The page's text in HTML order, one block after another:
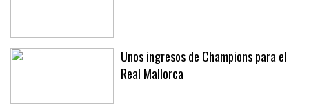
Unos ingresos de Champions para el
Real Mallorca